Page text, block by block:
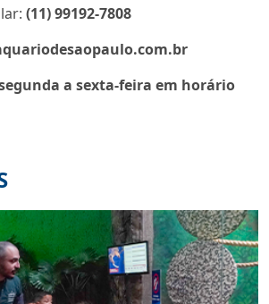
(11) 99192-7808
a sexta-feira em horário